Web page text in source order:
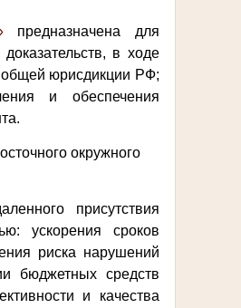
предназначена для
в ходе
общей юрисдикции РФ;
и обеспечения
окружного
присутствия
ускорения сроков
риска нарушений
бюджетных средств
и качества